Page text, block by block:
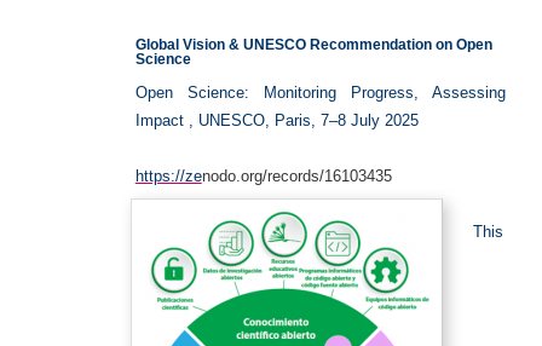
Global Vision & UNESCO Recommendation on Open
Science
Open Science: Monitoring Progress, Assessing
Impact , UNESCO, Paris, 7–8 July 2025
https://zenodo.org/records/16103435
This